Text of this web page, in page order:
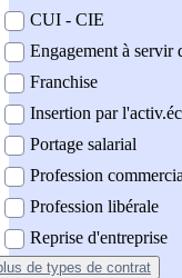
CUI - CIE
Engagement à servir
Franchise
Insertion par
Portage salarial
Profession
Profession libérale
Reprise d'entreprise
de types de contrat